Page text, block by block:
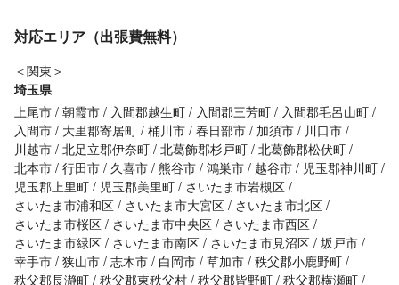
対応エリア（出張費無料）
＜関東＞
埼玉県
上尾市 朝霞市 入間郡越生町 入間郡三芳町
入間郡毛呂山町
入間市
大里郡寄居町 桶川市 春日部市 加須市
川口市
川越市 北足立郡伊奈町 北葛飾郡杉戸町 北葛飾郡松伏町
北本市 行田市 久喜市 熊谷市 鴻巣市 越谷市
児玉郡神川町
児玉郡上里町
児玉郡美里町
さいたま市岩槻区
さいたま市浦和区
さいたま市大宮区
さいたま市北区
さいたま市桜区
さいたま市中央区
さいたま市西区
さいたま市緑区
さいたま市南区 さいたま市見沼区 坂戸市
幸手市 狭山市 志木市 白岡市 草加市 秩父郡小鹿野町
秩父郡長瀞町 秩父郡東秩父村 秩父郡皆野町 秩父郡横瀬町